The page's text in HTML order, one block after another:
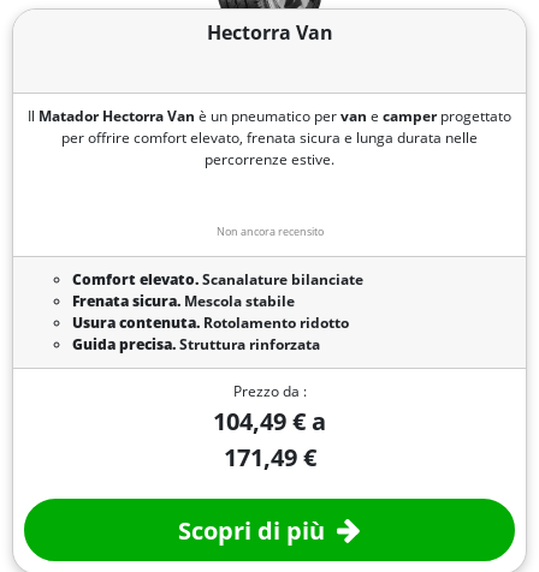
Hectorra Van
Il Matador Hectorra Van è un pneumatico pervan e camperprogettato
per offrire comfort elevato, frenata sicura e lunga durata nelle
percorrenze estive.
Non ancora recensito
Comfort elevato.Scanalature bilanciate
Frenata sicura.Mescola stabile
Usura contenuta.Rotolamento ridotto
Guida precisa.Struttura rinforzata
Prezzo da :
104,49 € a
171,49 €
Scopri di più